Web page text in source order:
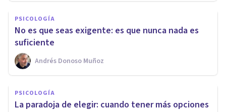
PSICOLOGÍA
No es que seas exigente: es que nunca nada es
suficiente
Andrés Donoso Muñoz
PSICOLOGÍA
La paradoja de elegir: cuando tener más opciones